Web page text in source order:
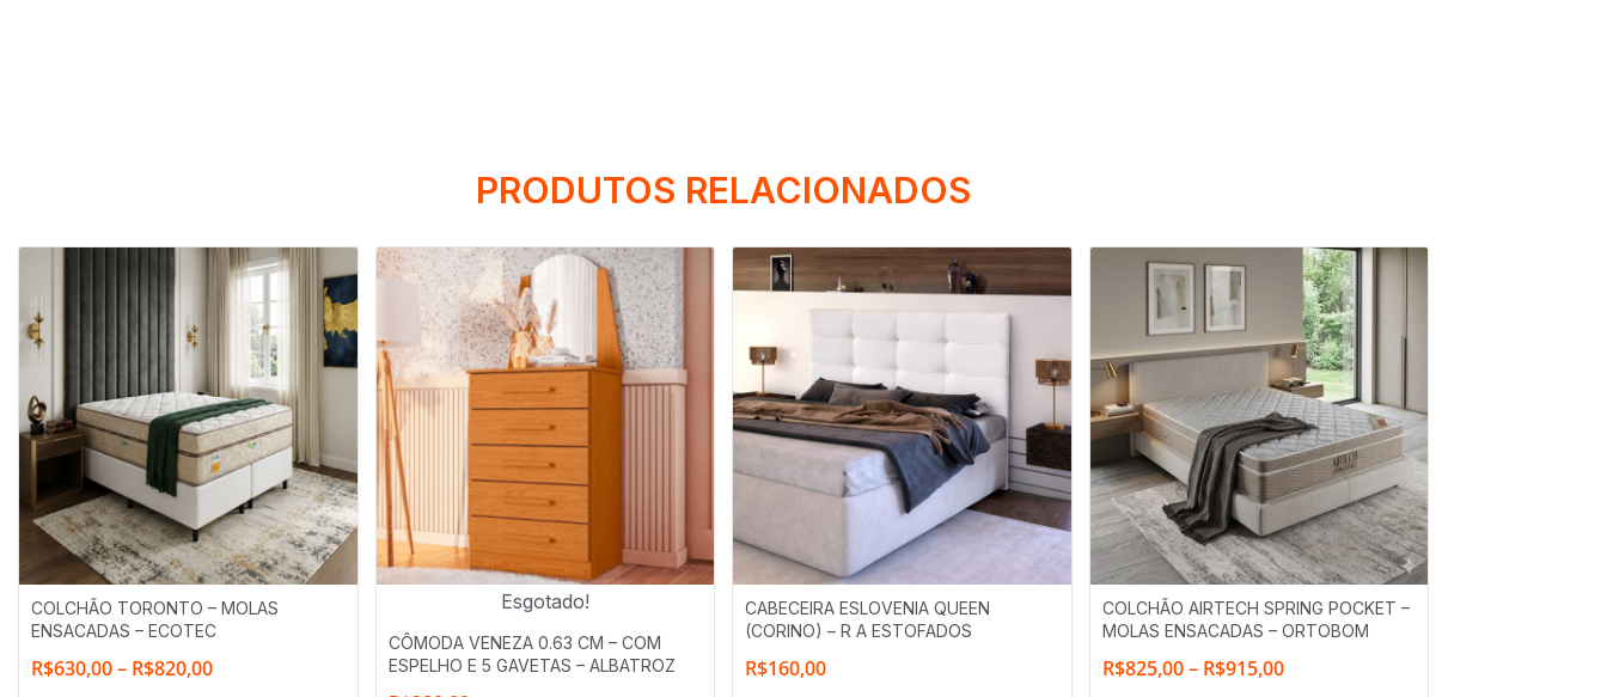
PRODUTOS RELACIONADOS
COLCHÃO TORONTO – MOLAS
ENSACADAS – ECOTEC
R$630,00– R$820,00
Faixa
de
preço:
Esgotado!
CÔMODA VENEZA 0.63 CM – COM
ESPELHO E 5 GAVETAS – ALBATROZ
CABECEIRA ESLOVENIA QUEEN
(CORINO) – R A ESTOFADOS
R$160,00
COLCHÃO AIRTECH SPRING POCKET –
MOLAS ENSACADAS – ORTOBOM
R$825,00 – R$915,00
Faixa
de
preço: